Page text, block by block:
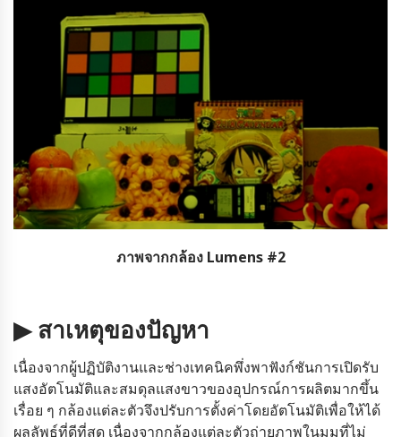
ภาพจากกล้อง Lumens #2
▶ สาเหตุของปัญหา
เนื่องจากผู้ปฏิบัติงานและช่างเทคนิคพึ่งพาฟังก์ชันการเปิดรับ
แสงอัตโนมัติและสมดุลแสงขาวของอุปกรณ์การผลิตมากขึ้น
เรื่อย ๆ กล้องแต่ละตัวจึงปรับการตั้งค่าโดยอัตโนมัติเพื่อให้ได้
ผลลัพธ์ที่ดีที่สุด เนื่องจากกล้องแต่ละตัวถ่ายภาพในมุมที่ไม่